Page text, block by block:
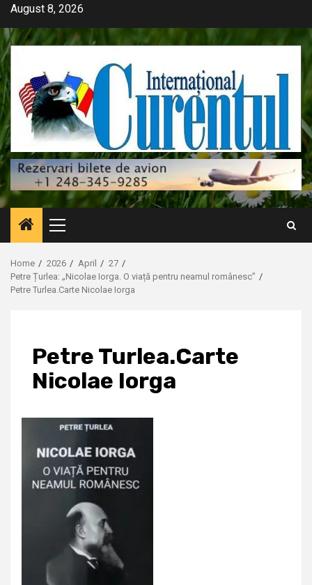
Skip
content
August 8, 2026
Primary
Menu
Home 2026 April
27
Petre Țurlea: „Nicolae Iorga. O viață pentru neamul românesc”
Petre Turlea.Carte Nicolae Iorga
Petre Turlea.Carte
Nicolae Iorga